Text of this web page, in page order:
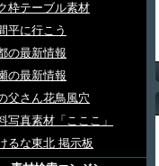
枠テーブル素材
平に行こう
の最新情報
の最新情報
父さん花鳥風穴
写真素材「こここ」
るな東北 掲示板